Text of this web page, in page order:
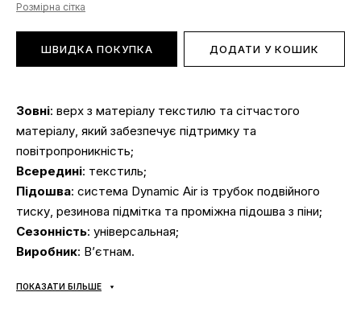
Розмірна сітка
ШВИДКА ПОКУПКА ДОДАТИ У КОШИК
Зовні: верх з матеріалу текстилю та сітчастого
матеріалу, який забезпечує підтримку та
повітропроникність;
Всередині: текстиль;
Підошва: система Dynamic Air із трубок подвійного
тиску, резинова підмітка та проміжна підошва з піни;
Сезонність: універсальная;
Виробник: В’єтнам.
найпоширеніших питань і відповіді на них:
ПОКАЗАТИ БІЛЬШЕ